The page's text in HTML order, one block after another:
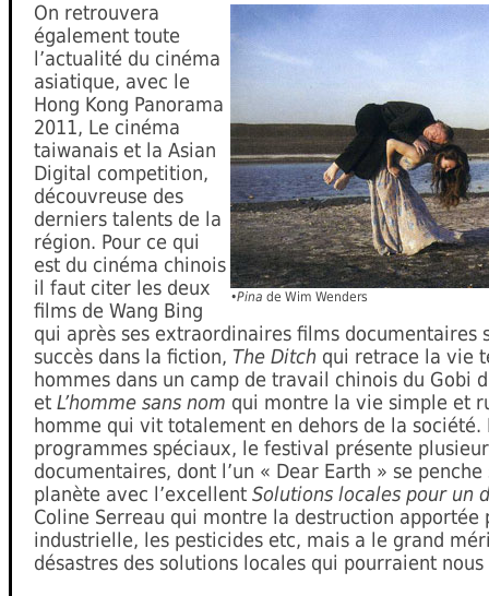
•Pina de Wim Wenders
On retrouvera
également toute
l’actualité du cinéma
asiatique, avec le
Hong Kong Panorama
2011, Le cinéma
taiwanais et la Asian
Digital competition,
découvreuse des
derniers talents de la
région. Pour ce qui
est du cinéma chinois
il faut citer les deux
films de Wang Bing
qui après ses extraordinaires films documentaires
succès dans la fiction, The Ditch qui retrace la vie
hommes dans un camp de travail chinois du Gobi
et L’homme sans nom qui montre la vie simple et
homme qui vit totalement en dehors de la société.
programmes spéciaux, le festival présente
documentaires, dont l’un « Dear Earth » se
planète avec l’excellent Solutions locales pour un
Coline Serreau qui montre la destruction apportée
industrielle, les pesticides etc, mais a le grand
désastres des solutions locales qui pourraient nous